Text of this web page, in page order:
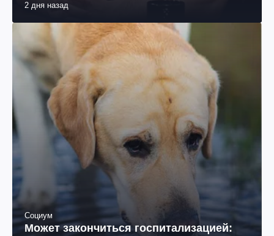
2 дня назад
Социум
Может закончиться госпитализацией: